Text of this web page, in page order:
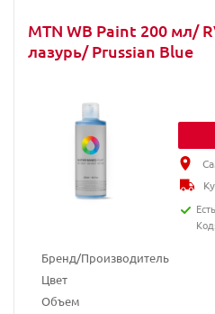
MTN WB Paint 200 мл/
лазурь/ Prussian Blue
Бренд/Производитель
Цвет
Объем